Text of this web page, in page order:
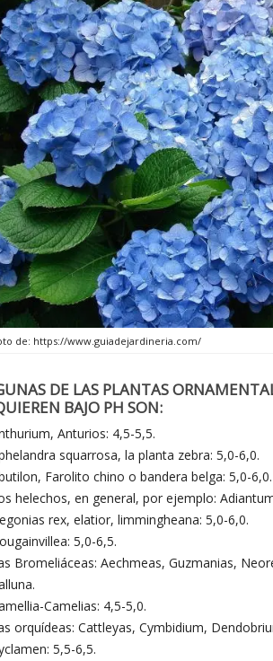
de: https://www.guiadejardineria.com/
DE LAS PLANTAS
BAJO PH SON:
Anturios: 4,5-5,5.
squarrosa, la planta zebra: 5,0-6,0.
Farolito chino o bandera belga: 5,0-6,0.
helechos, en general, por ejemplo:
rex, elatior, limmingheana: 5,0-6,0.
5,0-6,5.
Bromeliáceas: Aechmeas, Guzmanias,
Camelias: 4,5-5,0.
orquídeas: Cattleyas, Cymbidium,
5,5-6,5.